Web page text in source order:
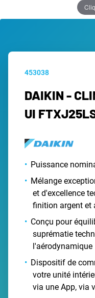
453038
DAIKIN -
UI
Puissance
Mélange
et d'excellence
finition argent et
Conçu pour
suprématie
l'aérodynamique
Dispositif de
votre unité
via une App, via